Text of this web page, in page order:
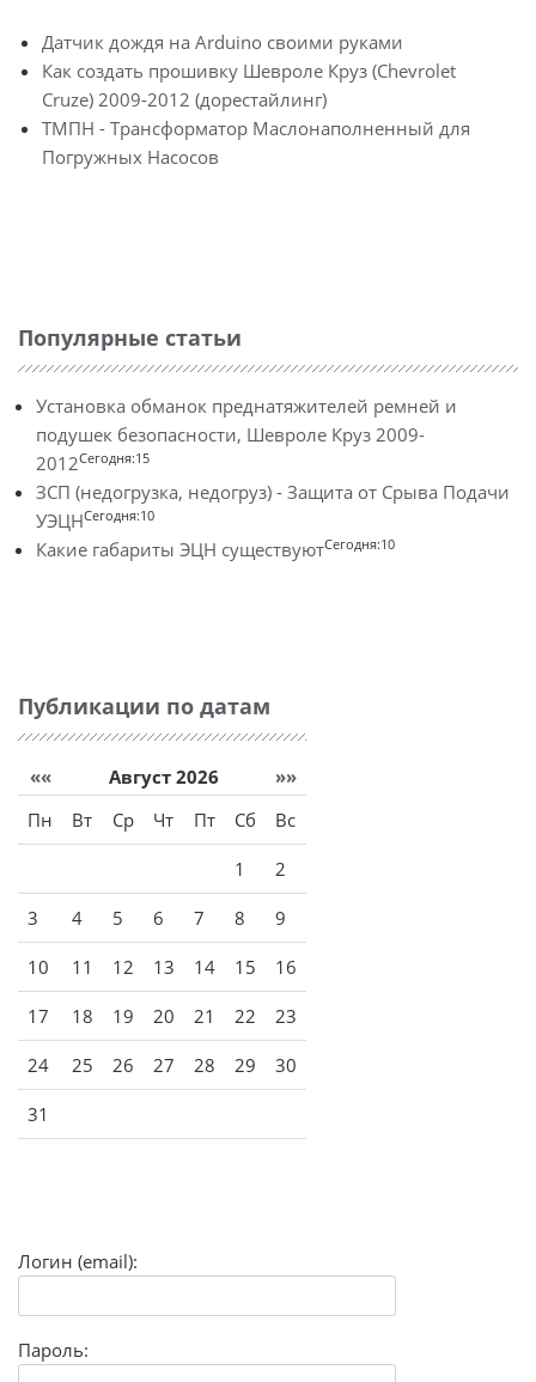
Датчик дождя на Arduino своими руками
Как создать прошивку Шевроле Круз (Chevrolet
Cruze) 2009-2012 (дорестайлинг)
ТМПН - Трансформатор Маслонаполненный для
Погружных Насосов
Популярные статьи
Установка обманок преднатяжителей ремней и
подушек безопасности, Шевроле Круз 2009-
2012Сегодня:15
ЗСП (недогрузка, недогруз) - Защита от Срыва Подачи
УЭЦНСегодня:10
Какие габариты ЭЦН существуютСегодня:10
Публикации по датам
«« Август 2026
»»
Пн
Вт Ср Чт Пт Сб Вс
1 2
3 4 5 6 7 8 9
10 11 12 13 14 15 16
17 18 19 20 21 22 23
24 25 26 27 28 29 30
31
Логин (email):
Пароль: